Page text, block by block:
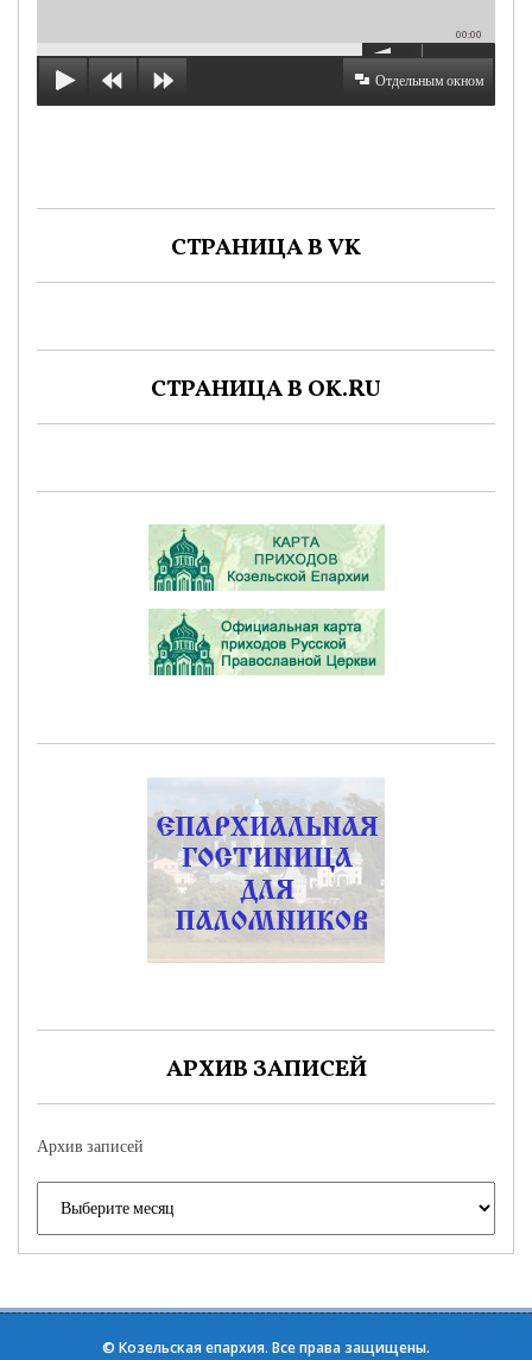
00:00
Отдельным окном
СТРАНИЦА В VK
СТРАНИЦА В OK.RU
АРХИВ ЗАПИСЕЙ
Архив записей
© Козельская епархия. Все права защищены.